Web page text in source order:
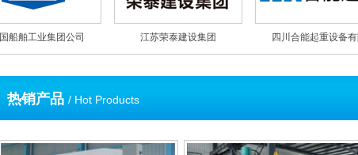
江苏荣泰建设集团 四川合能起重设备有限 江苏电力有限公司
热销产品 / Hot Products